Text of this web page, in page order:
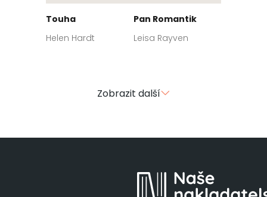
Touha
Helen Hardt
Pan Romantik
Leisa Rayven
Zobrazit další